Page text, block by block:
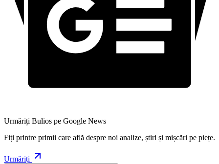
Urmăriți Bulios pe Google News
Fiți printre primii care află despre noi analize, știri și mișcări pe piețe.
Urmăriți